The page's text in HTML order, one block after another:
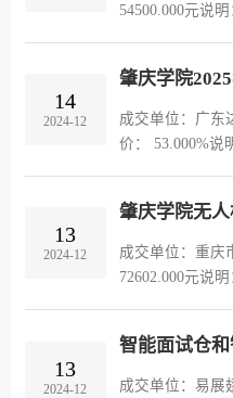
54500.000元说
理。采购单位：
14
2024-12
成交单位：广东
价： 53.000%说
受理。采购单位
13
2024-12
成交单位：重庆
72602.000元说
理。采购单位：
13
2024-12
成交单位：易展